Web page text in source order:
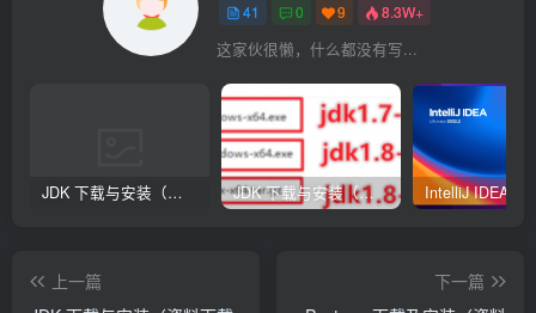
41 0 9 8.3W+
这家伙很懒，什么都没有写...
JDK 下载与安装（资料下载页）-指南 JDK 下载与安装（资料下载页）
上一篇
下一篇